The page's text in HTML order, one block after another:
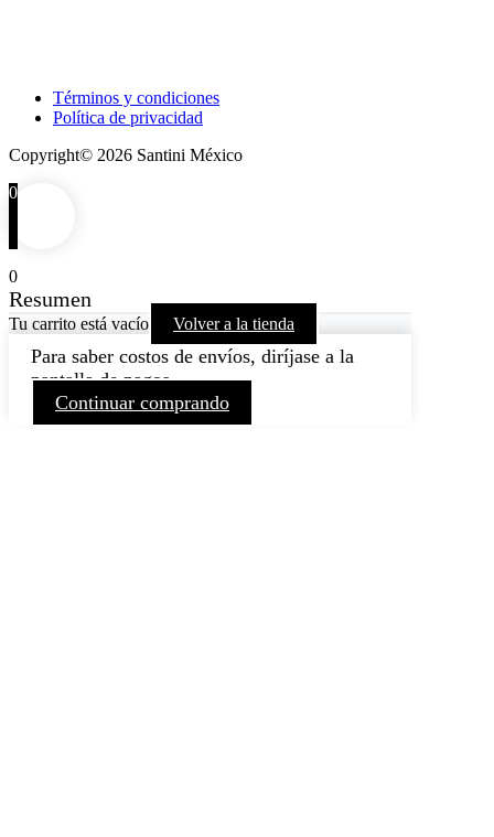
Términos y condiciones
Política de privacidad
Copyright© 2026 Santini México
0
0
Resumen
Tu carrito está vacío Volver a la tienda
Para saber costos de envíos, diríjase a la
pantalla de pagos
Continuar comprando